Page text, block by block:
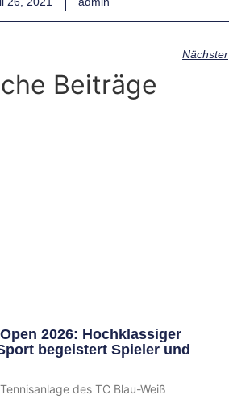
Nächster
Beiträge
2026: Hochklassiger
begeistert Spieler und
des TC Blau-Weiß